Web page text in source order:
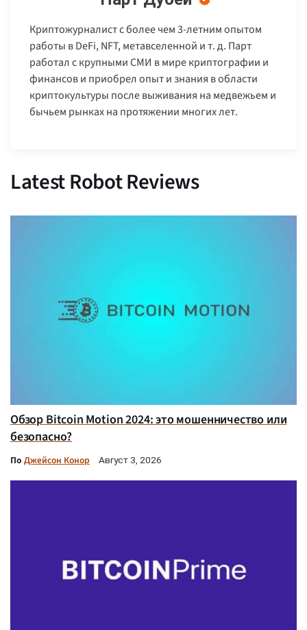
Криптожурналист с более чем 3-летним опытом
работы в DeFi, NFT, метавселенной и т. д. Парт
работал с крупными СМИ в мире криптографии и
финансов и приобрел опыт и знания в области
криптокультуры после выживания на медвежьем и
бычьем рынках на протяжении многих лет.
Latest Robot Reviews
Обзор Bitcoin Motion 2024: это мошенничество или
безопасно?
По Джейсон Конор Август 3, 2026